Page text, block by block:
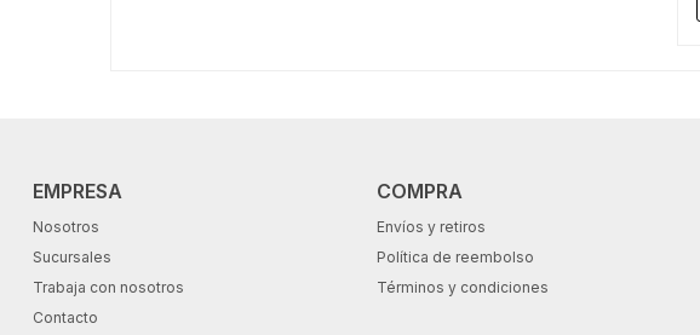
EMPRESA
Nosotros
Sucursales
Trabaja con nosotros
Contacto
COMPRA
Envíos y retiros
Política de reembolso
Términos y condiciones